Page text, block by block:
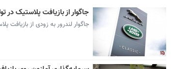
جاگوار از بازیافت پلاستیک در
جاگوار لندرور به زودی از